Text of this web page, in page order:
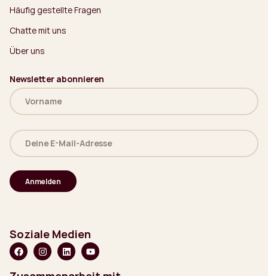
Häufig gestellte Fragen
Chatte mit uns
Über uns
Newsletter abonnieren
Name
(erforderlich)
Deine
E-
Mail-
(erforderlich)
Soziale Medien